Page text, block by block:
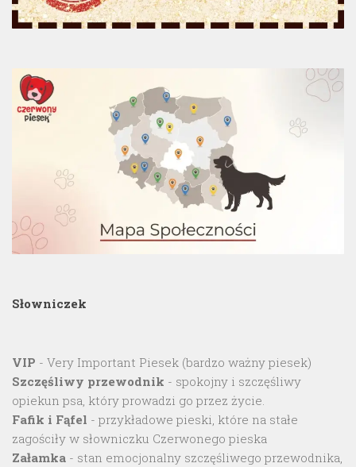
Słowniczek
VIP - Very Important Piesek (bardzo ważny piesek)
Szczęśliwy przewodnik - spokojny i szczęśliwy
opiekun psa, który prowadzi go przez życie.
Fafik i Fąfel - przykładowe pieski, które na stałe
zagościły w słowniczku Czerwonego pieska
Załamka - stan emocjonalny szczęśliwego przewodnika,